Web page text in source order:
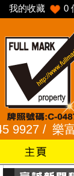
我的收藏 0
富 2321